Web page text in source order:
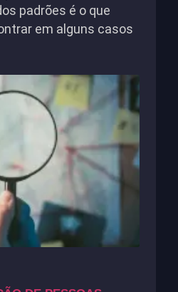
padrões é o que
em alguns casos